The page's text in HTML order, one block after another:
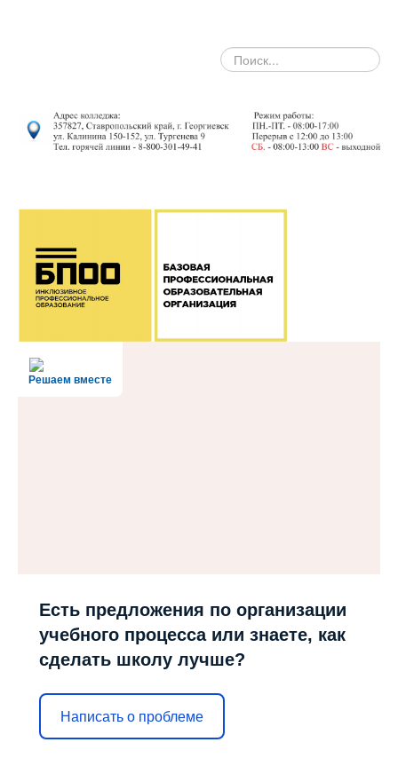
search
Решаем вместе
Есть предложения по организации
учебного процесса или знаете, как
сделать школу лучше?
Написать о проблеме